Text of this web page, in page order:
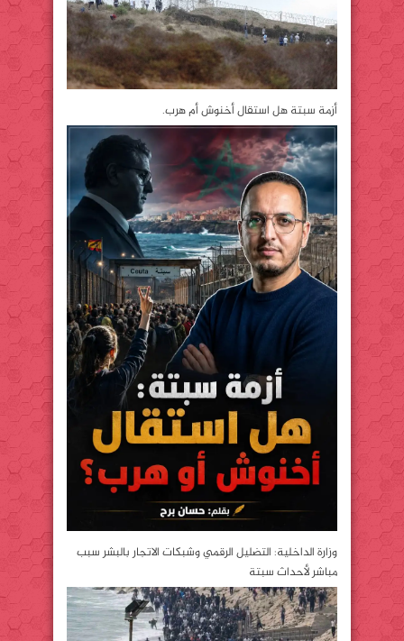
أزمة سبتة هل استقال أخنوش أم هرب.
وزارة الداخلية: التضليل الرقمي وشبكات الاتجار بالبشر سبب
مباشر لأحداث سبتة